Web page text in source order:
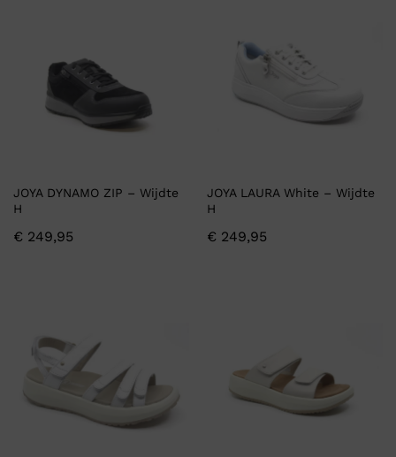
JOYA DYNAMO ZIP – Wijdte
H
€ 249,95
JOYA LAURA White – Wijdte
H
€ 249,95